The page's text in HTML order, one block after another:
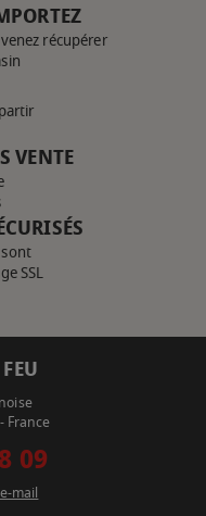
récupérer
VENTE
SSL
France
09
mail